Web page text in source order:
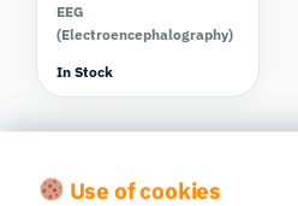
EEG
(Electroencephalography)
In Stock
Use of cookies